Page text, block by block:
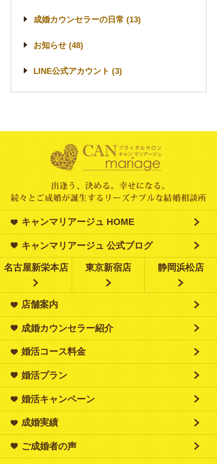
成婚カウンセラーの日常 (13)
お知らせ (48)
LINE公式アカウント (3)
キャンマリアージュ HOME
キャンマリアージュ 公式ブログ
名古屋新栄本店 東京新宿店 静岡浜松店
店舗案内
成婚カウンセラー紹介
婚活コース料金
婚活プラン
婚活キャンペーン
成婚実績
ご成婚者の声